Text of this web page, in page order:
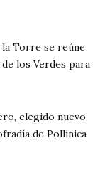
la Torre se reúne
los Verdes para
elegido nuevo
de Pollinica